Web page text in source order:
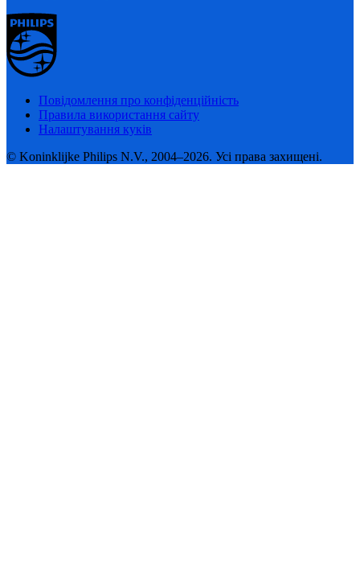
Повідомлення про конфіденційність
Правила використання сайту
Налаштування куків
© Koninklijke Philips N.V., 2004–2026. Усі права захищені.